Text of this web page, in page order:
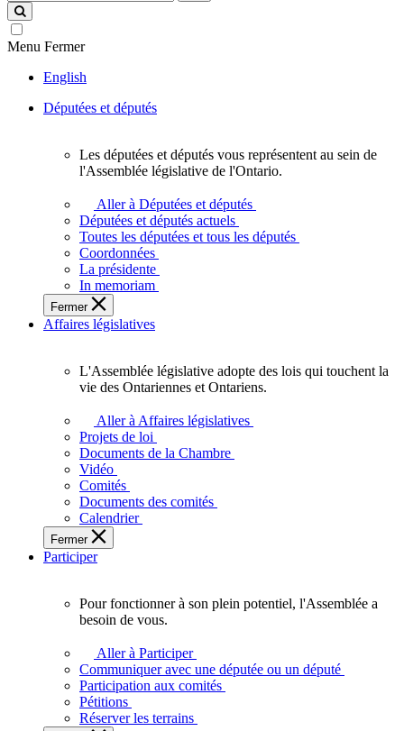
ce
site
Menu Fermer
English
Députées et députés
députés
vous
représentent
sein
de
l'Assemblée
législative
l'Ontario.
Les députées et députés vous représentent au sein de
l'Assemblée législative de l'Ontario.
Aller à Députées et députés
Députées et députés actuels
Toutes les députées et tous les députés
Coordonnées
La présidente
In memoriam
Fermer
Affaires législatives
L'Assemblée
adopte
touchent
des
Ontariennes
et
L'Assemblée législative adopte des lois qui touchent la
vie des Ontariennes et Ontariens.
Aller à Affaires législatives
Projets de loi
Documents de la Chambre
Vidéo
Comités
Documents des comités
Calendrier
Fermer
Participer
plein
potentiel,
l'Assemblée
Pour fonctionner à son plein potentiel, l'Assemblée a
besoin de vous.
Aller à Participer
Communiquer avec une députée ou un député
Participation aux comités
Pétitions
Réserver les terrains